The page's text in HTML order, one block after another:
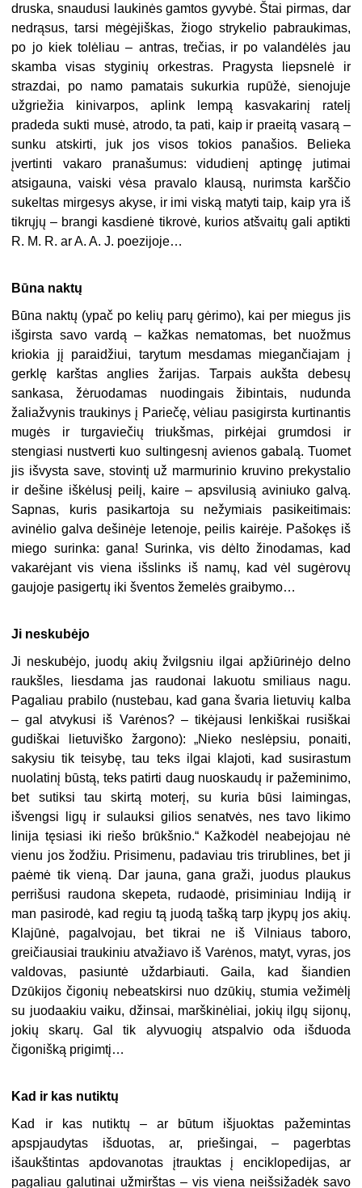
druska, snaudusi laukinės gamtos gyvybė. Štai pirmas, dar
nedrąsus, tarsi mėgėjiškas, žiogo strykelio pabraukimas,
po jo kiek tolėliau – antras, trečias, ir po valandėlės jau
skamba visas styginių orkestras. Pragysta liepsnelė ir
strazdai, po namo pamatais sukurkia rupūžė, sienojuje
užgriežia kinivarpos, aplink lempą kasvakarinį ratelį
pradeda sukti musė, atrodo, ta pati, kaip ir praeitą vasarą –
sunku atskirti, juk jos visos tokios panašios. Belieka
įvertinti vakaro pranašumus: vidudienį aptingę jutimai
atsigauna, vaiski vėsa pravalo klausą, nurimsta karščio
sukeltas mirgesys akyse, ir imi viską matyti taip, kaip yra iš
tikrųjų – brangi kasdienė tikrovė, kurios atšvaitų gali aptikti
R. M. R. ar A. A. J. poezijoje…
Būna naktų
Būna naktų (ypač po kelių parų gėrimo), kai per miegus jis
išgirsta savo vardą – kažkas nematomas, bet nuožmus
kriokia jį paraidžiui, tarytum mesdamas miegančiajam į
gerklę karštas anglies žarijas. Tarpais aukšta debesų
sankasa, žėruodamas nuodingais žibintais, nudunda
žaliažvynis traukinys į Pariečę, vėliau pasigirsta kurtinantis
mugės ir turgaviečių triukšmas, pirkėjai grumdosi ir
stengiasi nustverti kuo sultingesnį avienos gabalą. Tuomet
jis išvysta save, stovintį už marmurinio kruvino prekystalio
ir dešine iškėlusį peilį, kaire – apsvilusią aviniuko galvą.
Sapnas, kuris pasikartoja su nežymiais pasikeitimais:
avinėlio galva dešinėje letenoje, peilis kairėje. Pašokęs iš
miego surinka: gana! Surinka, vis dėlto žinodamas, kad
vakarėjant vis viena išslinks iš namų, kad vėl sugėrovų
gaujoje pasigertų iki šventos žemelės graibymo…
Ji neskubėjo
Ji neskubėjo, juodų akių žvilgsniu ilgai apžiūrinėjo delno
raukšles, liesdama jas raudonai lakuotu smiliaus nagu.
Pagaliau prabilo (nustebau, kad gana švaria lietuvių kalba
– gal atvykusi iš Varėnos? – tikėjausi lenkiškai rusiškai
gudiškai lietuviško žargono): „Nieko neslėpsiu, ponaiti,
sakysiu tik teisybę, tau teks ilgai klajoti, kad susirastum
nuolatinį būstą, teks patirti daug nuoskaudų ir pažeminimo,
bet sutiksi tau skirtą moterį, su kuria būsi laimingas,
išvengsi ligų ir sulauksi gilios senatvės, nes tavo likimo
linija tęsiasi iki riešo brūkšnio.“ Kažkodėl neabejojau nė
vienu jos žodžiu. Prisimenu, padaviau tris trirublines, bet ji
paėmė tik vieną. Dar jauna, gana graži, juodus plaukus
perrišusi raudona skepeta, rudaodė, prisiminiau Indiją ir
man pasirodė, kad regiu tą juodą tašką tarp įkypų jos akių.
Klajūnė, pagalvojau, bet tikrai ne iš Vilniaus taboro,
greičiausiai traukiniu atvažiavo iš Varėnos, matyt, vyras, jos
valdovas, pasiuntė uždarbiauti. Gaila, kad šiandien
Dzūkijos čigonių nebeatskirsi nuo dzūkių, stumia vežimėlį
su juodaakiu vaiku, džinsai, marškinėliai, jokių ilgų sijonų,
jokių skarų. Gal tik alyvuogių atspalvio oda išduoda
čigonišką prigimtį…
Kad ir kas nutiktų
Kad ir kas nutiktų – ar būtum išjuoktas pažemintas
apspjaudytas išduotas, ar, priešingai, – pagerbtas
išaukštintas apdovanotas įtrauktas į enciklopedijas, ar
pagaliau galutinai užmirštas – vis viena neišsižadėk savo